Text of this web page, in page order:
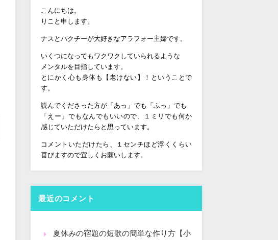
こんにちは。
りこと申します。
ナスとパクチーが大好きなアラフォー主婦です。
いくつになってもワクワクしていられるような
メンタルを目指しています。
とにかく心も身体も【老けない】！ということで
す。
読んでくださった方が「あっ」でも「ふっ」でも
「えー」でもなんでもいいので、１ミリでも何か
感じていただけたらと思っています。
コメントいただけたら、１センチほど浮くくらい
喜びますので宜しくお願いします。
最近のコメント
夏休みの宿題の短歌の簡単な作り方【小